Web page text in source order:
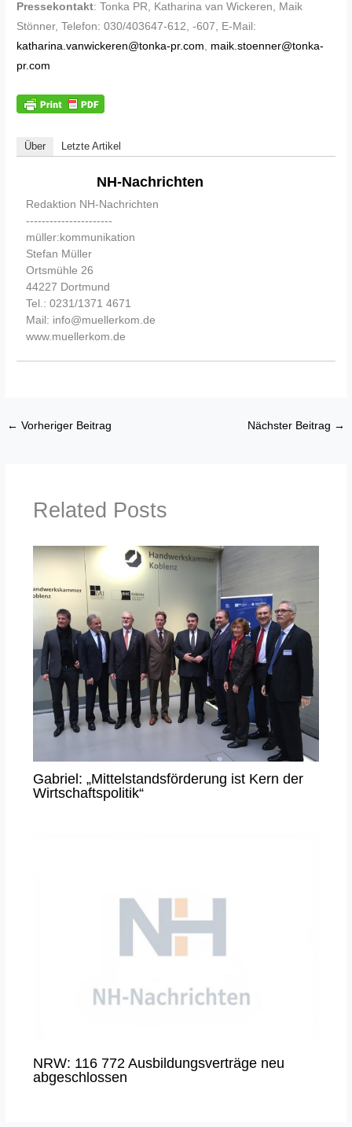
Pressekontakt: Tonka PR, Katharina van Wickeren, Maik
Stönner, Telefon: 030/403647-612, -607, E-Mail:
katharina.vanwickeren@tonka-pr.com, maik.stoenner@tonka-
pr.com
Über Letzte Artikel
NH-Nachrichten
Redaktion NH-Nachrichten
----------------------
müller:kommunikation
Stefan Müller
Ortsmühle 26
44227 Dortmund
Tel.: 0231/1371 4671
Mail: info@muellerkom.de
www.muellerkom.de
← Vorheriger Beitrag Nächster Beitrag →
Related Posts
Gabriel: „Mittelstandsförderung ist Kern der
Wirtschaftspolitik“
NRW: 116 772 Ausbildungsverträge neu
abgeschlossen